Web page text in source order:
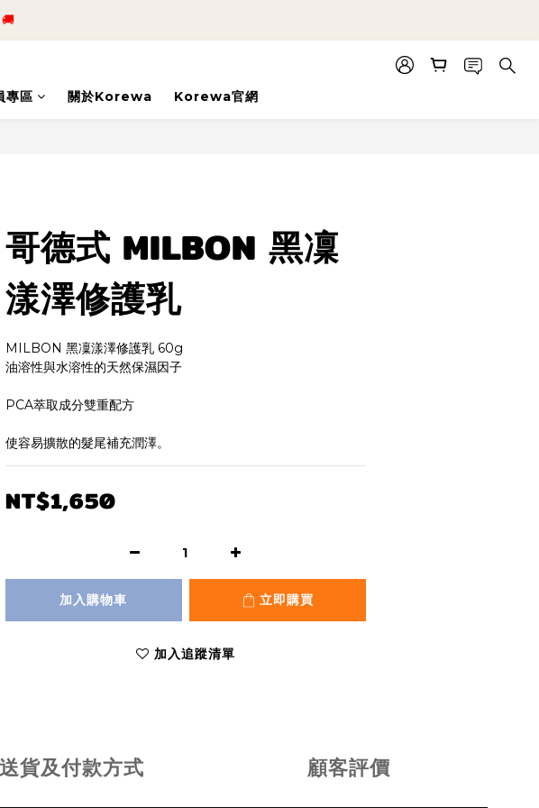
即註冊
即註冊
專區 關於Korewa Korewa官網
哥德式 MILBON 黑凜
漾澤修護乳
MILBON 黑凜漾澤修護乳 60g
油溶性與水溶性的天然保濕因子
PCA萃取成分雙重配方
使容易擴散的髮尾補充潤澤。
NT$1,650
加入購物車 立即購買
加入追蹤清單
送貨及付款方式 顧客評價